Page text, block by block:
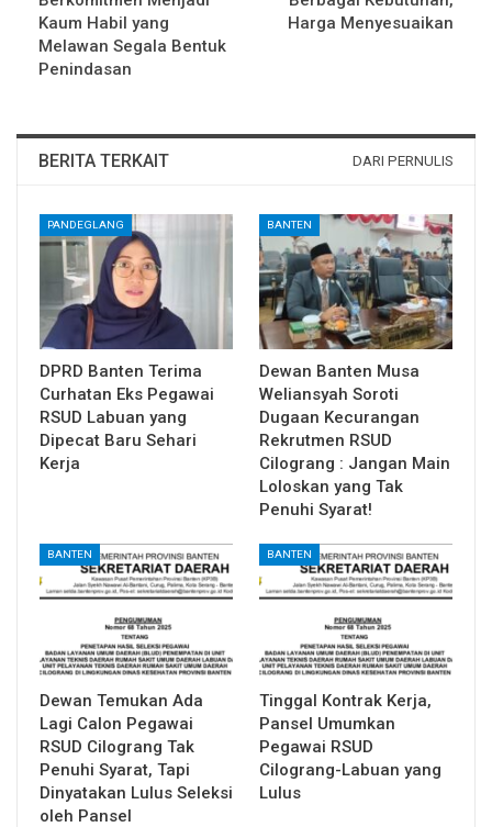
Kaum Habil yang
Melawan Segala Bentuk
Penindasan
Harga Menyesuaikan
BERITA TERKAIT DARI PERNULIS
PANDEGLANG
DPRD Banten Terima
Curhatan Eks Pegawai
RSUD Labuan yang
Dipecat Baru Sehari
Kerja
BANTEN
Dewan Banten Musa
Weliansyah Soroti
Dugaan Kecurangan
Rekrutmen RSUD
Cilograng : Jangan Main
Loloskan yang Tak
Penuhi Syarat!
BANTEN
Dewan Temukan Ada
Lagi Calon Pegawai
RSUD Cilograng Tak
Penuhi Syarat, Tapi
Dinyatakan Lulus Seleksi
oleh Pansel
BANTEN
Tinggal Kontrak Kerja,
Pansel Umumkan
Pegawai RSUD
Cilograng-Labuan yang
Lulus